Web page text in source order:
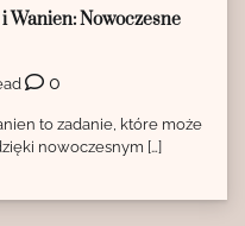
Wanien: Nowoczesne
0
to zadanie, które może
nowoczesnym […]